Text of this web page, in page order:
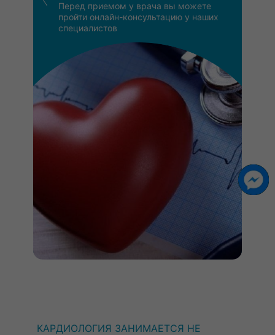
Перед приемом у врача вы можете
пройти онлайн-консультацию у наших
специалистов
КАРДИОЛОГИЯ ЗАНИМАЕТСЯ НЕ